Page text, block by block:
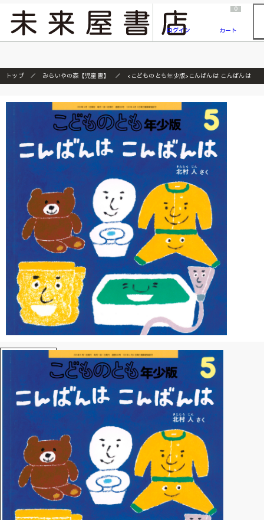
『ONE PIECE magazine 021 ONE PIECEカード付き同梱版』発売延期のご案内
ログイン
0
カート
トップ みらいやの森【児童書】 <こどものとも年少版>こんばんは こんばんは